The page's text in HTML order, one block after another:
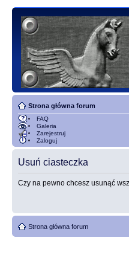
Strona główna forum
FAQ
Galeria
Zarejestruj
Zaloguj
Usuń ciasteczka
Czy na pewno chcesz usunąć
Strona główna forum